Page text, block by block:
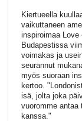
Kiertueella
vaikuttaneen
inspiroimaa
Budapestissa
voimakas ja
seurannut
myös suoraan
kertoo.
isä, jolta joka
vuoromme antaa
kanssa."